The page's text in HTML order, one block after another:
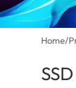
Home/